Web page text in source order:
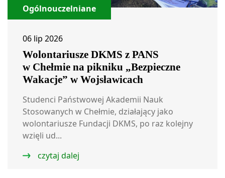
Ogólnouczelniane
06 lip 2026
Wolontariusze DKMS z PANS
w Chełmie na pikniku „Bezpieczne
Wakacje” w Wojsławicach
Studenci Państwowej Akademii Nauk
Stosowanych w Chełmie, działający jako
wolontariusze Fundacji DKMS, po raz kolejny
wzięli ud...
czytaj dalej